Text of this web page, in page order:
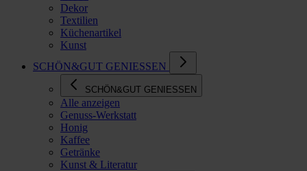
Dekor
Textilien
Küchenartikel
Kunst
SCHÖN&GUT GENIESSEN
SCHÖN&GUT GENIESSEN
Alle anzeigen
Genuss-Werkstatt
Honig
Kaffee
Getränke
Kunst & Literatur